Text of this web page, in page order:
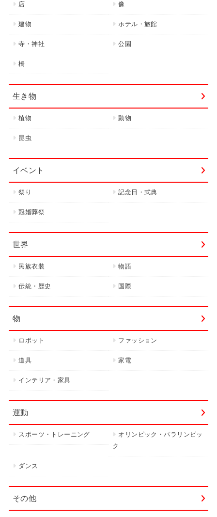
店 像
建物 ホテル・旅館
寺・神社 公園
橋
生き物
植物 動物
昆虫
イベント
祭り 記念日・式典
冠婚葬祭
世界
民族衣装 物語
伝統・歴史 国際
物
ロボット ファッション
道具 家電
インテリア・家具
運動
スポーツ・トレーニング
オリンピック・パラリンピッ
ク
ダンス
その他